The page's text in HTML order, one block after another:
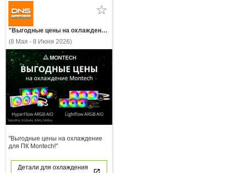
"Выгодные цены на охлаждение для ПК Montech!"
(8 Мая - 8 Июня 2026)
"Выгодные цены на охлаждение
для ПК Montech!"
Детали для охлаждения